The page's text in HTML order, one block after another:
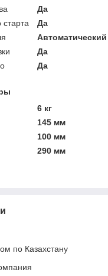
Да
Да
Автоматический
Да
Да
6 кг
145 мм
100 мм
290 мм
по Казахстану